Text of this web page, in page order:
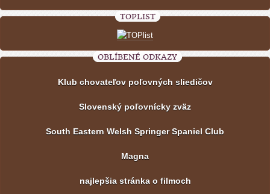
TOPLIST
OBLÍBENÉ ODKAZY
Klub chovateľov poľovných sliedičov
Slovenský poľovnícky zväz
South Eastern Welsh Springer Spaniel Club
Magna
najlepšia stránka o filmoch